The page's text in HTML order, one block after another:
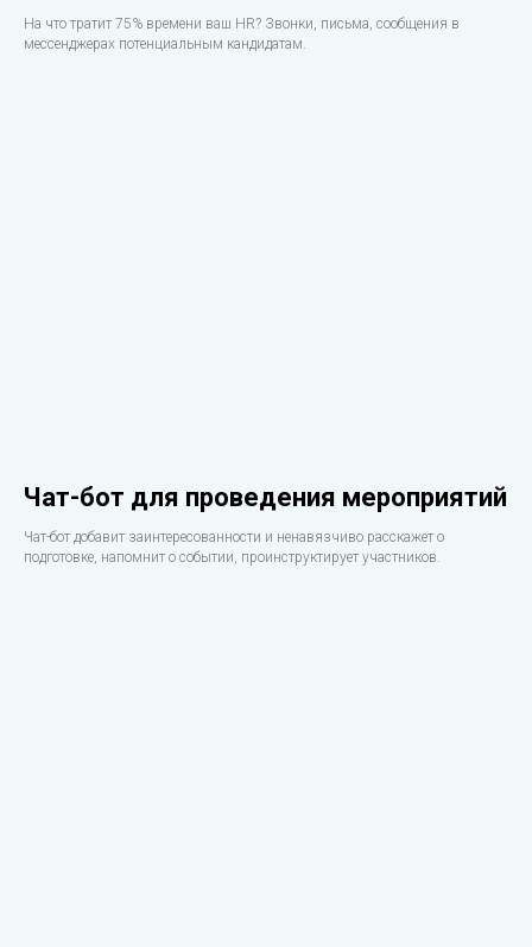
На что тратит 75% времени ваш HR? Звонки, письма, сообщения в
мессенджерах потенциальным кандидатам.
Чат-бот для проведения мероприятий
Чат-бот добавит заинтересованности и ненавязчиво расскажет о
подготовке, напомнит о событии, проинструктирует участников.